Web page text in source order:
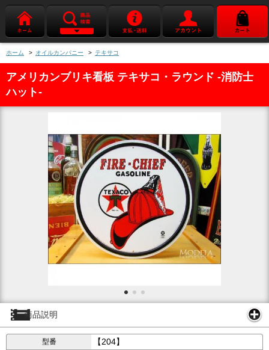
ホーム > オイルカンパニー > テキサコ
アメリカンブリキ看板 テキサコ・ラウンド -消防士
ハット-
商品説明
型番 【204】